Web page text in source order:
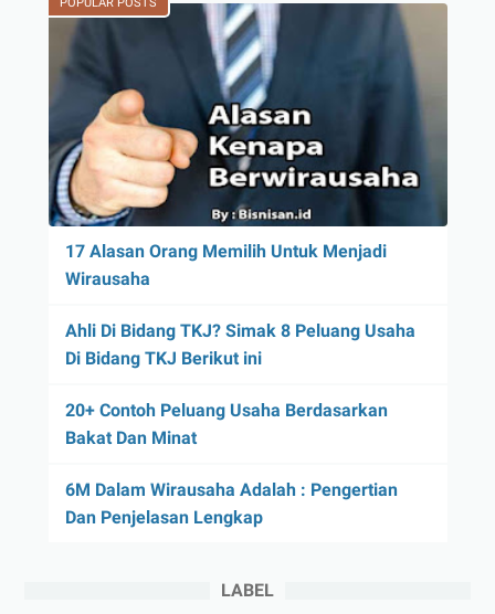
17 Alasan Orang Memilih Untuk Menjadi
Wirausaha
Ahli Di Bidang TKJ? Simak 8 Peluang Usaha
Di Bidang TKJ Berikut ini
20+ Contoh Peluang Usaha Berdasarkan
Bakat Dan Minat
6M Dalam Wirausaha Adalah : Pengertian
Dan Penjelasan Lengkap
LABEL